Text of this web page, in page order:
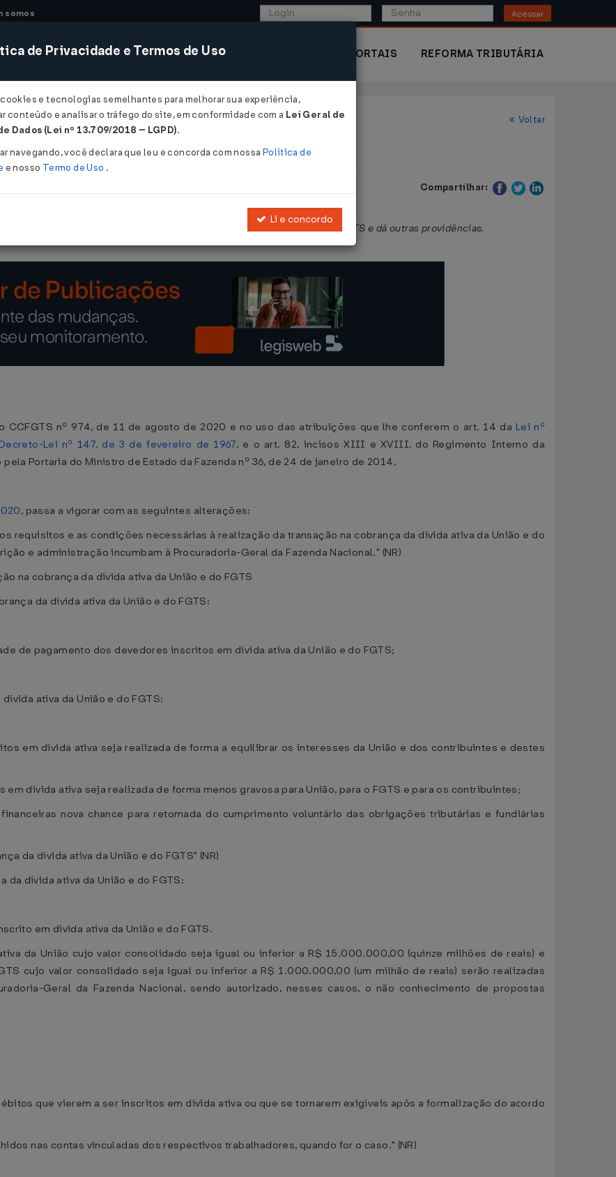
somos Acessar
CONSULTORIA SISTEMAS COMÉRCIO EXTERIOR PORTAIS REFORMA TRIBUTÁRIA
Voltar
2021
Compartilhar:
de 2020 , para incluir normas relativas à transação da dívida ativa do FGTS e dá outras providências.
CCFGTS nº 974, de 11 de agosto de 2020 e no uso das atribuições que lhe conferem o art. 14 da Lei nº
Decreto-Lei nº 147, de 3 de fevereiro de 1967, e o art. 82, incisos XIII e XVIII, do Regimento Interno da
Portaria do Ministro de Estado da Fazenda nº 36, de 24 de janeiro de 2014,
, passa a vigorar com as seguintes alterações:
requisitos e as condições necessárias à realização da transação na cobrança da dívida ativa da União e do
e administração incumbam à Procuradoria-Geral da Fazenda Nacional." (NR)
na cobrança da dívida ativa da União e do FGTS
da dívida ativa da União e do FGTS:
de pagamento dos devedores inscritos em dívida ativa da União e do FGTS;
ativa da União e do FGTS:
em dívida ativa seja realizada de forma a equilibrar os interesses da União e dos contribuintes e destes
dívida ativa seja realizada de forma menos gravosa para União, para o FGTS e para os contribuintes;
nova chance para retomada do cumprimento voluntário das obrigações tributárias e fundiárias
da dívida ativa da União e do FGTS" (NR)
da dívida ativa da União e do FGTS:
em dívida ativa da União e do FGTS.
da União cujo valor consolidado seja igual ou inferior a R$ 15.000.000,00 (quinze milhões de reais) e
cujo valor consolidado seja igual ou inferior a R$ 1.000.000,00 (um milhão de reais) serão realizadas
Geral da Fazenda Nacional, sendo autorizado, nesses casos, o não conhecimento de propostas
que vierem a ser inscritos em dívida ativa ou que se tornarem exigíveis após a formalização do acordo
nas contas vinculadas dos respectivos trabalhadores, quando for o caso." (NR)
de Privacidade e Termos de Uso
e tecnologias semelhantes para melhorar sua experiência,
conteúdo e analisar o tráfego do site, em conformidade com a Lei Geral de
Dados (Lei nº 13.709/2018 – LGPD).
navegando, você declara que leu e concorda com nossa Política de
e nosso Termo de Uso .
Li e concordo